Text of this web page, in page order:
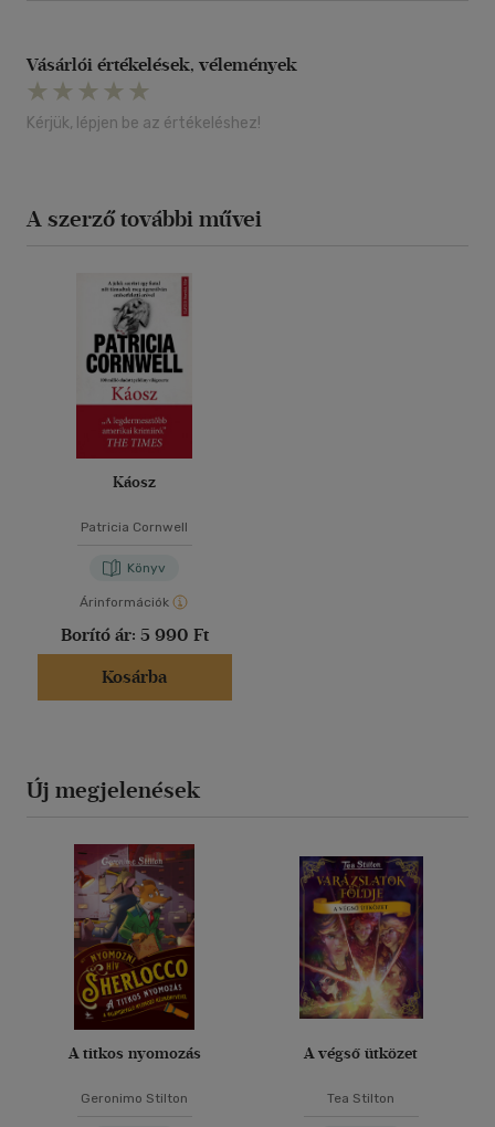
Vásárlói értékelések, vélemények
Kérjük, lépjen be az értékeléshez!
A szerző további művei
Káosz
Patricia Cornwell
Könyv
Árinformációk
Borító ár: 5 990 Ft
Kosárba
Új megjelenések
A titkos nyomozás
Geronimo Stilton
A végső ütközet
Tea Stilton